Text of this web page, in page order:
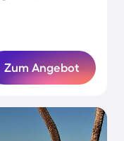
Zum Angebot